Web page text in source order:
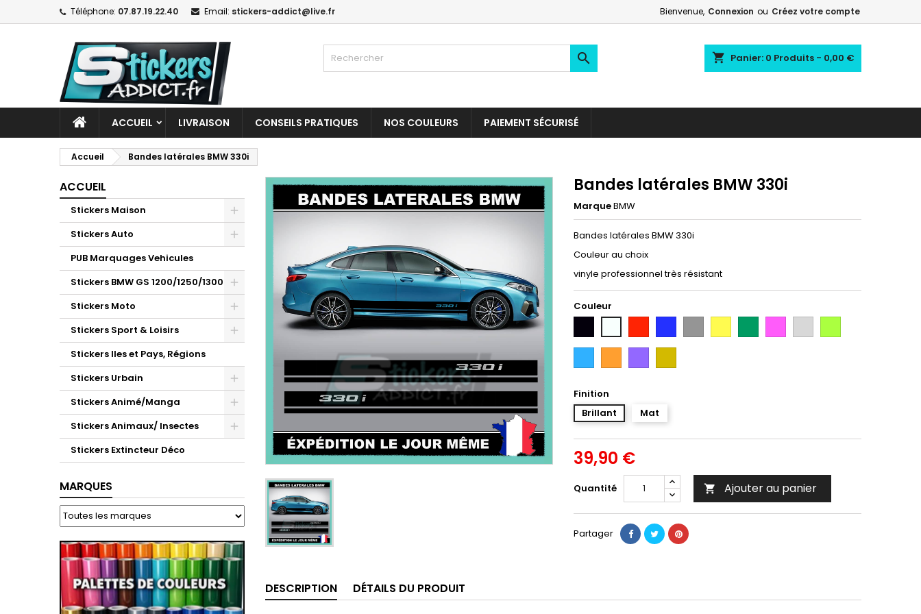
Téléphone: 07.87.19.22.40 Email: stickers-addict@live.fr Bienvenue, Connexion ou Créez votre compte
shopping_cart Panier: 0 Produits - 0,00 €

ACCUEIL LIVRAISON CONSEILS PRATIQUES NOS COULEURS PAIEMENT SÉCURISÉ
Accueil Bandes latérales BMW 330i
ACCUEIL
Stickers Maison
Stickers Auto
PUB Marquages Vehicules
Stickers BMW GS 1200/1250/1300
Stickers Moto
Stickers Sport & Loisirs
Stickers Iles et Pays, Régions
Stickers Urbain
Stickers Animé/Manga
Stickers Animaux/ Insectes
Stickers Extincteur Déco
MARQUES
Bandes latérales BMW 330i
MarqueBMW
Bandes latérales BMW 330i
Couleur au choix
vinyle professionnel très résistant
Couleur
ArgentCitron
Intense
Finition
Brillant
Mat
39,90 €
Quantité  Ajouter au panier
Partager
DESCRIPTION DÉTAILS DU PRODUIT